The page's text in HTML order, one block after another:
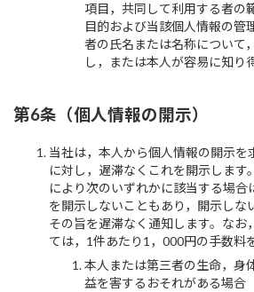
項目，共同して利用する者の
目的および当該個人情報の管
者の氏名または名称について
し，または本人が容易に知り
第6条（個人情報の開示）
当社は，本人から個人情報の開示を
に対し，遅滞なくこれを開示します
により次のいずれかに該当する場合
を開示しないこともあり，開示しな
その旨を遅滞なく通知します。なお
ては，1件あたり1，000円の手数料
本人または第三者の生命，身
益を害するおそれがある場合